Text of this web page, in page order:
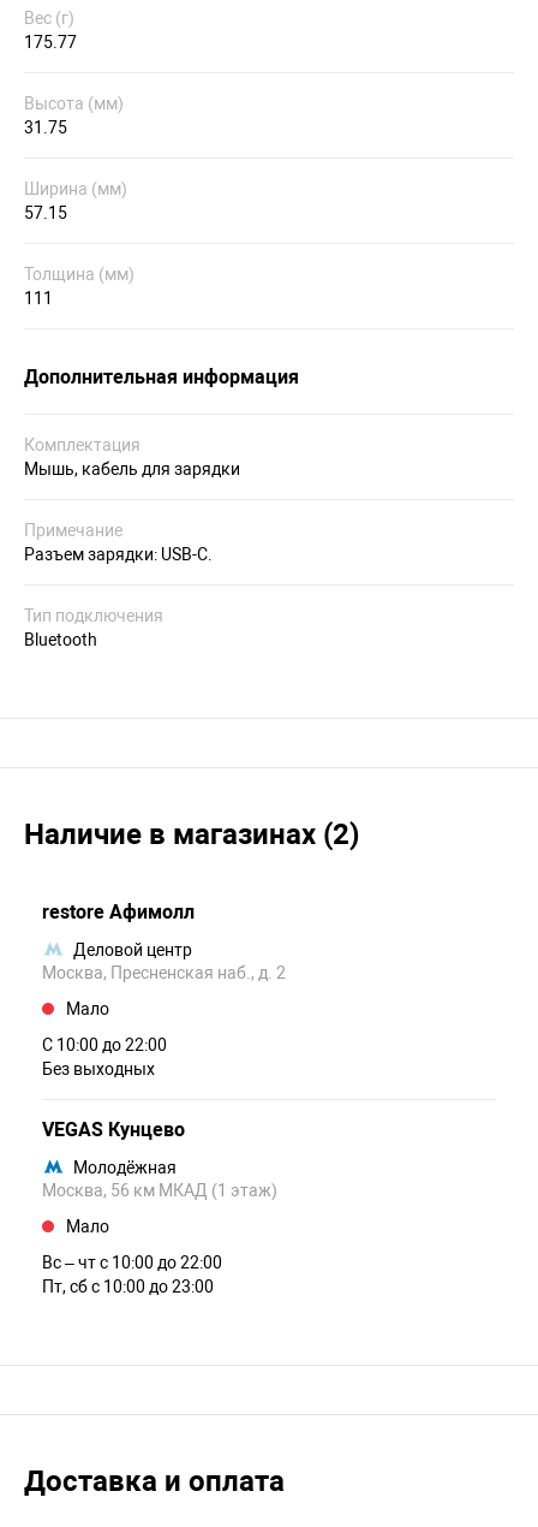
Вес (г)
175.77
Высота (мм)
31.75
Ширина (мм)
57.15
Толщина (мм)
111
Дополнительная информация
Комплектация
Мышь, кабель для зарядки
Примечание
Разъем зарядки: USB-C.
Тип подключения
Bluetooth
Наличие в магазинах (2)
restore Афимолл
Деловой центр
Москва, Пресненская наб., д. 2
Мало
С 10:00 до 22:00
Без выходных
VEGAS Кунцево
Молодёжная
Москва, 56 км МКАД (1 этаж)
Мало
Вс – чт c 10:00 до 22:00
Пт, сб c 10:00 до 23:00
Доставка и оплата